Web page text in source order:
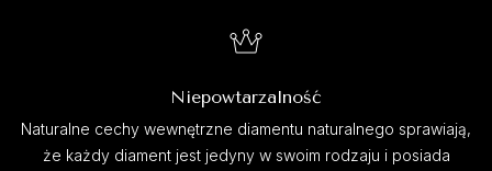
Niepowtarzalność
Naturalne cechy wewnętrzne diamentu naturalnego sprawiają,
że każdy diament jest jedyny w swoim rodzaju i posiada